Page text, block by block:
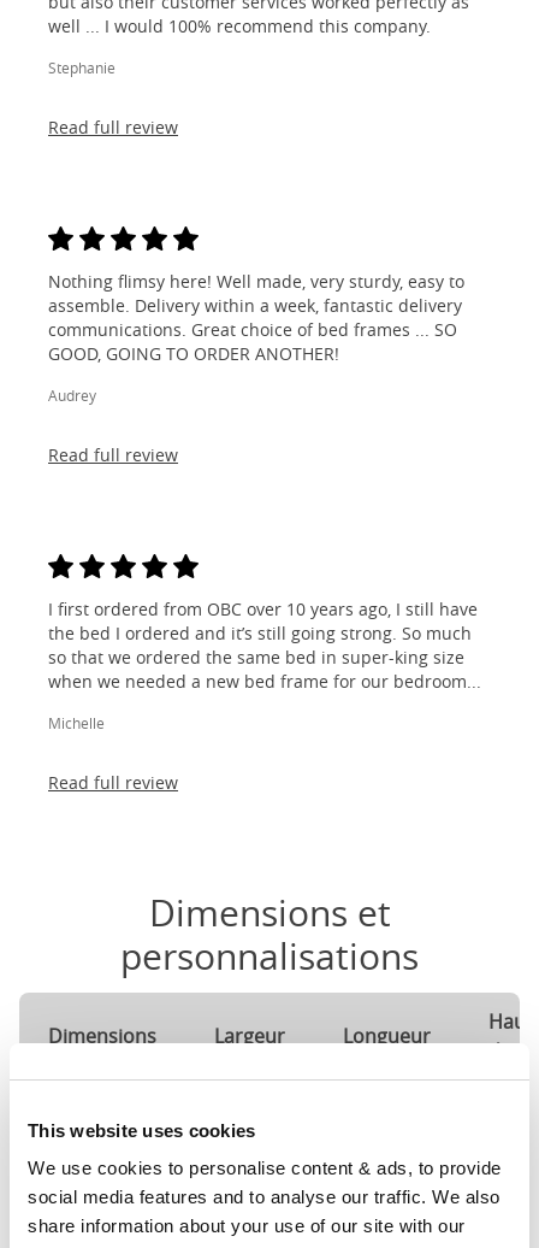
This website uses cookies
We use cookies to personalise content & ads, to provide
social media features and to analyse our traffic. We also
share information about your use of our site with our
well ... I would 100% recommend this company.
Stephanie
Read full review
Nothing flimsy here! Well made, very sturdy, easy to
assemble. Delivery within a week, fantastic delivery
communications. Great choice of bed frames ... SO
GOOD, GOING TO ORDER ANOTHER!
Audrey
Read full review
I first ordered from OBC over 10 years ago, I still have
the bed I ordered and it’s still going strong. So much
so that we ordered the same bed in super-king size
when we needed a new bed frame for our bedroom...
Michelle
Read full review
Dimensions et
personnalisations
Dimensions Largeur Longueur
de
190cm
49"
Dimensions du matelas